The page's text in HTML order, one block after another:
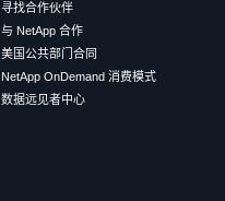
寻找合作伙伴
与 NetApp 合作
美国公共部门合同
NetApp OnDemand 消费模式
数据远见者中心